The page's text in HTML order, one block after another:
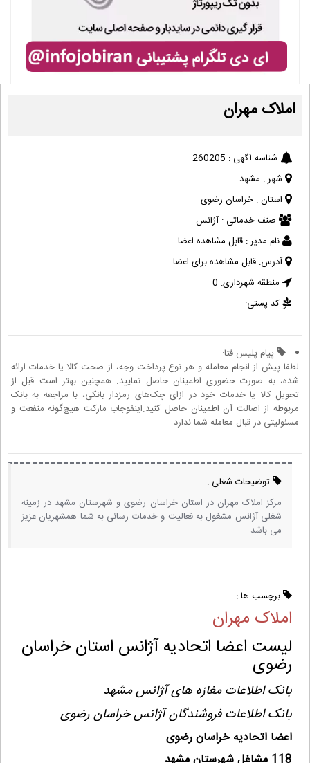
املاک مهران
شناسه آگهی : 260205
شهر : مشهد
استان : خراسان رضوی
صنف خدماتی : آژانس
نام مدیر : قابل مشاهده اعضا
آدرس: قابل مشاهده برای اعضا
منطقه شهرداری: 0
کد پستی:
پیام پلیس فتا:
لطفا پیش از انجام معامله و هر نوع پرداخت وجه، از صحت کالا یا خدمات ارائه
شده، به صورت حضوری اطمینان حاصل نمایید. همچنین بهتر است قبل از
تحویل کالا یا خدمات خود در ازای چک‌های رمزدار بانکی، با مراجعه به بانک
مربوطه از اصالت آن اطمینان حاصل کنید.اینفوجاب مارکت هیچ‌گونه منفعت و
مسئولیتی در قبال معامله شما ندارد.
توضیحات شغلی :
مرکز املاک مهران در استان خراسان رضوی و شهرستان مشهد در زمینه
شغلی آژانس مشغول به فعالیت و خدمات رسانی به شما همشهریان عزیز
می باشد .
برچسب ها :
املاک مهران
لیست اعضا اتحادیه آژانس استان خراسان
رضوی
بانک اطلاعات مغازه های آژانس مشهد
بانک اطلاعات فروشندگان آژانس خراسان رضوی
اعضا اتحادیه خراسان رضوی